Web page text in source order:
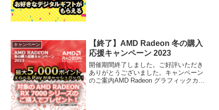
キャンペーン
【終了】AMD Radeon 冬の購入
応援キャンペーン 2023
開催期間終了しました。ご好評いただき
ありがとうございました。キャンペーン
のご案内AMD Radeon グラフィックカー